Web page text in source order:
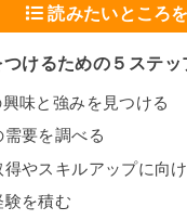
読みたいところ
けるための５ステッ
味と強みを見つける
要を調べる
得やスキルアップに向
験を積む